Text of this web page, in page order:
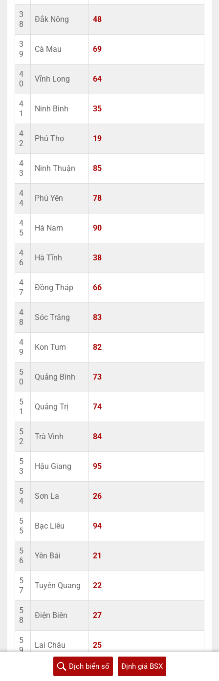
3
8
Đắk Nông 48
3
9
Cà Mau 69
4
0
Vĩnh Long 64
4
1
Ninh Bình 35
4
2
Phú Thọ 19
4
3
Ninh Thuận 85
4
4
Phú Yên 78
4
5
Hà Nam 90
4
6
Hà Tĩnh 38
4
7
Đồng Tháp 66
4
8
Sóc Trăng 83
4
9
Kon Tum 82
5
0
Quảng Bình 73
5
1
Quảng Trị 74
5
2
Trà Vinh 84
5
3
Hậu Giang 95
5
4
Sơn La 26
5
5
Bạc Liêu 94
5
6
Yên Bái 21
5
7
Tuyên Quang 22
5
8
Điện Biên 27
5
9
Lai Châu 25
Lạng Sơn 12
Dịch biển số Định giá BSX